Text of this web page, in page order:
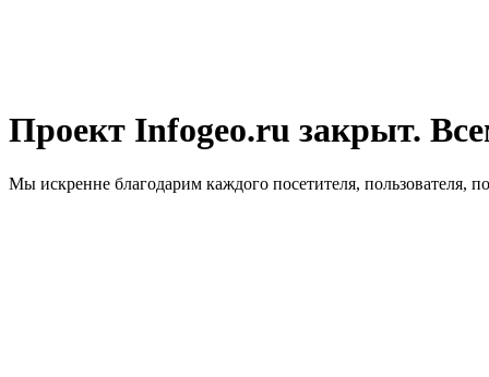
Проект Infogeo.ru закрыт.
Мы искренне благодарим каждого посетителя, пользователя,